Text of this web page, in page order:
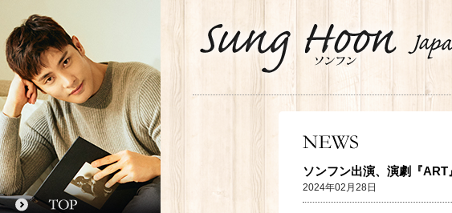
ソンフン出演、演劇『
2024年02月28日